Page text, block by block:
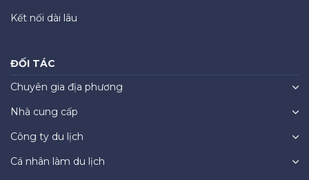
Kết nối dài lâu
ĐỐI TÁC
Chuyên gia địa phương
Nhà cung cấp
Công ty du lịch
Cá nhân làm du lịch